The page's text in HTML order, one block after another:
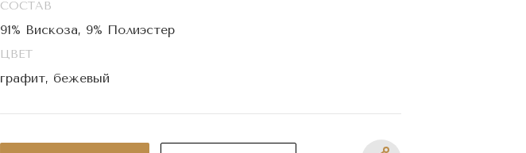
СОСТАВ
91% Вискоза, 9% Полиэстер
ЦВЕТ
графит, бежевый